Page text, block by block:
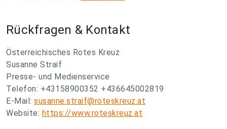
Rückfragen & Kontakt
Österreichisches Rotes Kreuz
Susanne Straif
Presse- und Medienservice
Telefon: +43158900352 +436645002819
E-Mail: susanne.straif@roteskreuz.at
Website: https://www.roteskreuz.at